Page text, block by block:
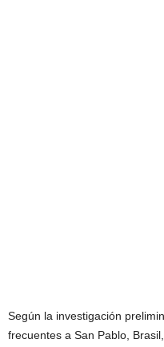
Según la investigación
frecuentes a San Pablo,